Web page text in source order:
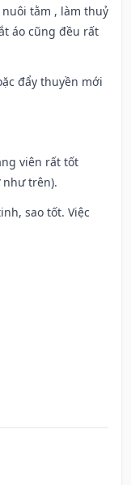
tằm , làm thuỷ
áo cũng đều rất
đẩy thuyền mới
viên rất tốt
như trên).
sao tốt. Việc